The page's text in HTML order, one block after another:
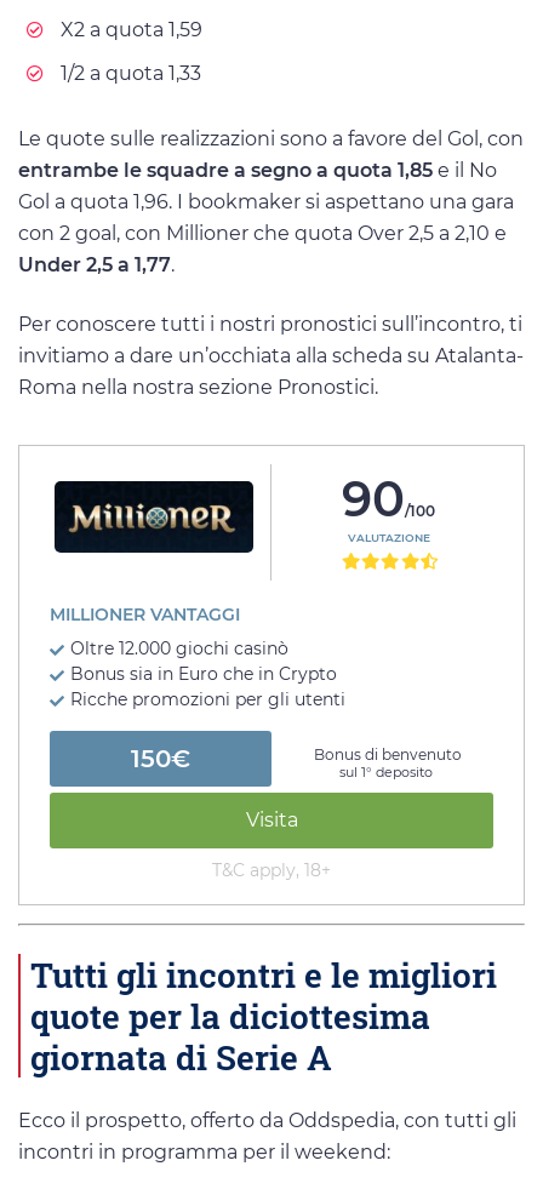
X2 a quota 1,59
1/2 a quota 1,33
Le quote sulle realizzazioni sono a favore del Gol, con
entrambe le squadre a segno a quota 1,85 e il No
Gol a quota 1,96. I bookmaker si aspettano una gara
con 2 goal, con Millioner che quota Over 2,5 a 2,10 e
Under 2,5 a 1,77.
Per conoscere tutti i nostri pronostici sull’incontro, ti
invitiamo a dare un’occhiata alla scheda su Atalanta-
Roma nella nostra sezione Pronostici.
90/100
VALUTAZIONE
MILLIONER VANTAGGI
Oltre 12.000 giochi casinò
Bonus sia in Euro che in Crypto
Ricche promozioni per gli utenti
150€ Bonus di benvenuto
sul 1° deposito
Visita
T&C apply, 18+
Tutti gli incontri e le migliori
quote per la diciottesima
giornata di Serie A
Ecco il prospetto, offerto da Oddspedia, con tutti gli
incontri in programma per il weekend: